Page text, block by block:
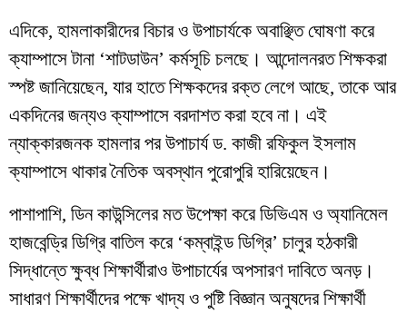
​এদিকে, হামলাকারীদের বিচার ও উপাচার্যকে অবাঞ্ছিত ঘোষণা করে
ক্যাম্পাসে টানা ‘শাটডাউন’ কর্মসূচি চলছে। আন্দোলনরত শিক্ষকরা
স্পষ্ট জানিয়েছেন, যার হাতে শিক্ষকদের রক্ত লেগে আছে, তাকে আর
একদিনের জন্যও ক্যাম্পাসে বরদাশত করা হবে না। এই
ন্যাক্কারজনক হামলার পর উপাচার্য ড. কাজী রফিকুল ইসলাম
ক্যাম্পাসে থাকার নৈতিক অবস্থান পুরোপুরি হারিয়েছেন।
​পাশাপাশি, ডিন কাউন্সিলের মত উপেক্ষা করে ডিভিএম ও অ্যানিমেল
হাজবেন্ড্রি ডিগ্রি বাতিল করে ‘কম্বাইন্ড ডিগ্রি’ চালুর হঠকারী
সিদ্ধান্তে ক্ষুব্ধ শিক্ষার্থীরাও উপাচার্যের অপসারণ দাবিতে অনড়।
সাধারণ শিক্ষার্থীদের পক্ষে খাদ্য ও পুষ্টি বিজ্ঞান অনুষদের শিক্ষার্থী